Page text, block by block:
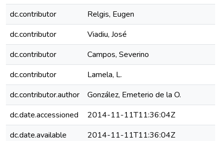
dc.contributor
Relgis, Eugen
dc.contributor
Viadiu, José
dc.contributor
Campos, Severino
dc.contributor
Lamela, L.
dc.contributor.author
González, Emeterio de la O.
dc.date.accessioned
2014-11-11T11:36:04Z
dc.date.available
2014-11-11T11:36:04Z